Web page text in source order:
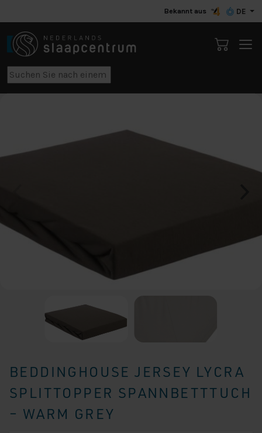
Bekannt aus DE
BEDDINGHOUSE JERSEY LYCRA
SPLITTOPPER SPANNBETTTUCH
– WARM GREY